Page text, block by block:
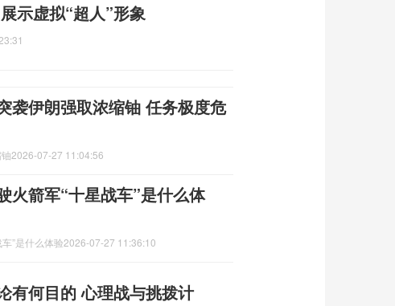
示虚拟“超人”形象
袭伊朗强取浓缩铀 任务极度危
2026-07-27 11:04:56
火箭军“十星战车”是什么体
”是什么体验2026-07-27 11:36:10
有何目的 心理战与挑拨计